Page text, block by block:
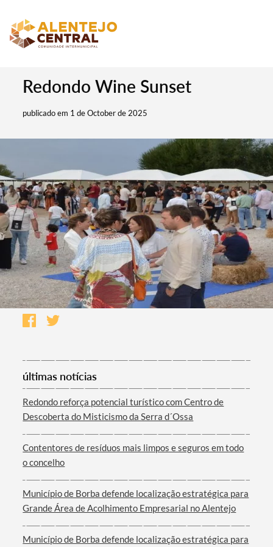
Redondo Wine Sunset
publicado em 1 de October de 2025
últimas notícias
Redondo reforça potencial turístico com Centro de
Descoberta do Misticismo da Serra d´Ossa
Contentores de resíduos mais limpos e seguros em todo
o concelho
Município de Borba defende localização estratégica para
Grande Área de Acolhimento Empresarial no Alentejo
Município de Borba defende localização estratégica para